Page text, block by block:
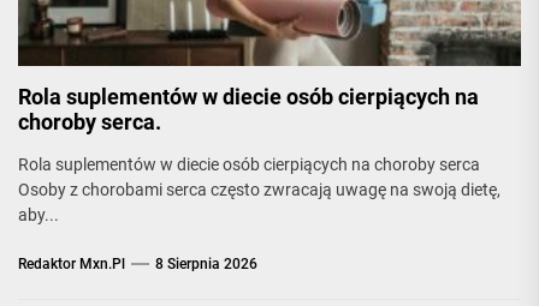
Rola suplementów w diecie osób cierpiących na
choroby serca.
Rola suplementów w diecie osób cierpiących na choroby serca
Osoby z chorobami serca często zwracają uwagę na swoją dietę,
aby...
Redaktor Mxn.pl 8 Sierpnia 2026